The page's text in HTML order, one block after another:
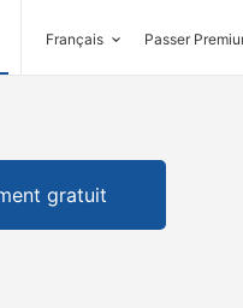
Français Passer
gratuit